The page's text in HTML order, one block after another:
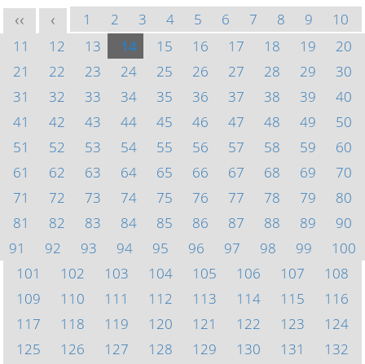
<< < 1 2 3 4 5 6 7 8 9
10
11
12 13 14 15 16 17 18 19
20
21
22 23 24 25 26 27 28 29
30
31
32 33 34 35 36 37 38 39
40
41
42 43 44 45 46 47 48 49
50
51
52 53 54 55 56 57 58 59
60
61
62 63 64 65 66 67 68 69
70
71
72 73 74 75 76 77 78 79
80
81
82 83 84 85 86 87 88 89
90
91
92 93 94 95 96 97 98 99
100
101
102 103 104 105 106 107
108
109
110 111 112 113 114 115
116
117
118 119 120 121 122 123
124
125
126 127 128 129 130 131
132